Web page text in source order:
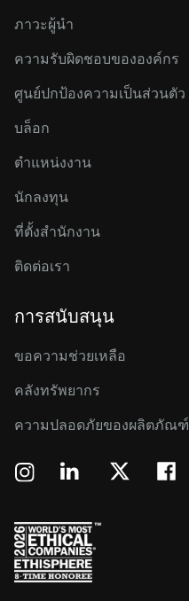
ภาวะผู้นำ
ความรับผิดชอบขององค์กร
ศูนย์ปกป้องความเป็นส่วนตัว
บล็อก
ตำแหน่งงาน
นักลงทุน
ที่ตั้งสำนักงาน
ติดต่อเรา
การสนับสนุน
ขอความช่วยเหลือ
คลังทรัพยากร
ความปลอดภัยของผลิตภัณฑ์